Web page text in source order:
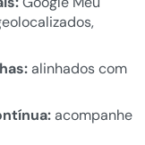
alinhados com
acompanhe